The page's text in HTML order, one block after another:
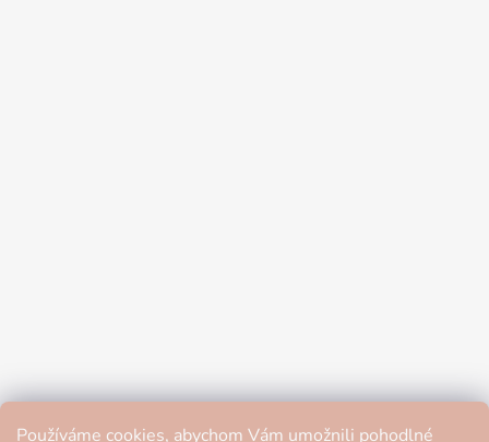
Používáme cookies, abychom Vám umožnili pohodlné